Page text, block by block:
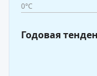
0°C
Годовая